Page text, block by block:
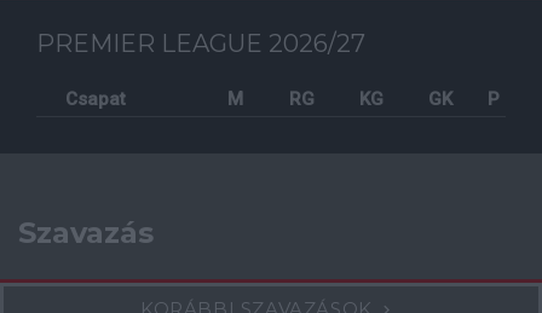
PREMIER LEAGUE 2026/27
Csapat M RG KG GK P
Szavazás
KORÁBBI SZAVAZÁSOK